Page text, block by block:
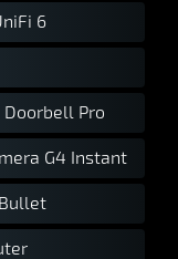
6
Pro
G4 Instant